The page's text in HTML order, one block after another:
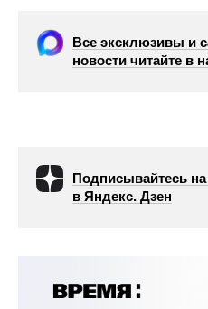
Все эксклюзивы и
новости читайте в
Подписывайтесь
в Яндекс. Дзен